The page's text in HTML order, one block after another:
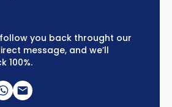
you back throught our
message, and we’ll
100%.